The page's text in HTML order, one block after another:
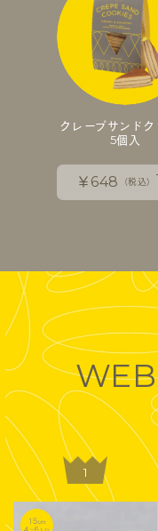
クレープサンドク
5個入
￥648 （税込）